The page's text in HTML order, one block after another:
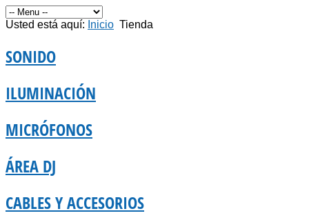
Usted está aquí: Inicio Tienda
SONIDO
ILUMINACIÓN
MICRÓFONOS
ÁREA DJ
CABLES Y ACCESORIOS